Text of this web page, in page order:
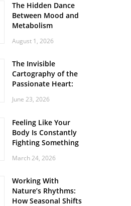
The Hidden Dance
Between Mood and
Metabolism
August 1, 2026
The Invisible
Cartography of the
Passionate Heart:
Spatial Solitude in
Roaring Stadiums
June 23, 2026
Feeling Like Your
Body Is Constantly
Fighting Something
Body Might Be
March 24, 2026
Working With
Nature’s Rhythms:
How Seasonal Shifts